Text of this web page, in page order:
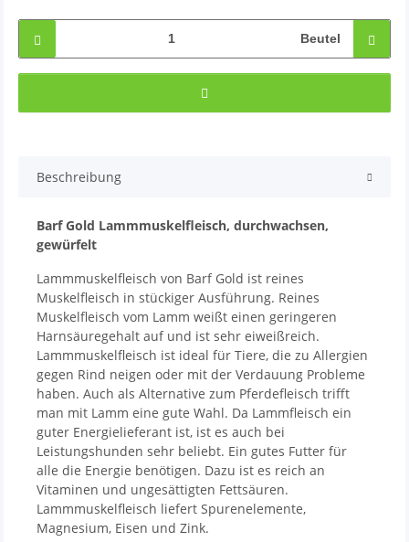
Beutel
Beschreibung
Barf Gold Lammmuskelfleisch, durchwachsen,
gewürfelt
Lammmuskelfleisch von Barf Gold ist reines
Muskelfleisch in stückiger Ausführung. Reines
Muskelfleisch vom Lamm weißt einen geringeren
Harnsäuregehalt auf und ist sehr eiweißreich.
Lammmuskelfleisch ist ideal für Tiere, die zu Allergien
gegen Rind neigen oder mit der Verdauung Probleme
haben. Auch als Alternative zum Pferdefleisch trifft
man mit Lamm eine gute Wahl. Da Lammfleisch ein
guter Energielieferant ist, ist es auch bei
Leistungshunden sehr beliebt. Ein gutes Futter für
alle die Energie benötigen. Dazu ist es reich an
Vitaminen und ungesättigten Fettsäuren.
Lammmuskelfleisch liefert Spurenelemente,
Magnesium, Eisen und Zink.